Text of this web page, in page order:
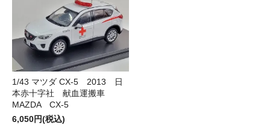
1/43 マツダ CX-5 2013 日
本赤十字社 献血運搬車
MAZDA CX-5
6,050円(税込)